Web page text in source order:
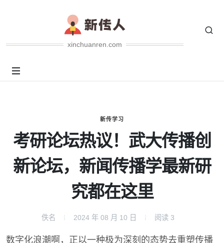
xinchuanren.com
新传学习
考研论坛热议！武大传播创
新论坛，新闻传播学最新研
究都在这里
佚名 2024 年 08 月 10 日 阅读 3
数字化浪潮啊，正以一种极为深刻的态势去重塑传播